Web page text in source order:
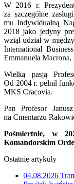
W 2016 r.
za szczególne
mu Indywidualną
2018 jako jedyny
wziął udział w
International
Emmanuela
Wielką pasją
Od 2004 r. pełnił
MKS Cracovia.
Pan Profesor
na Cmentarzu
Pośmiertnie, w
Komandorskim
Ostatnie artykuły
04.08.2026